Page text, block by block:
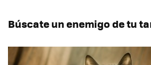
Búscate un enemigo de tu